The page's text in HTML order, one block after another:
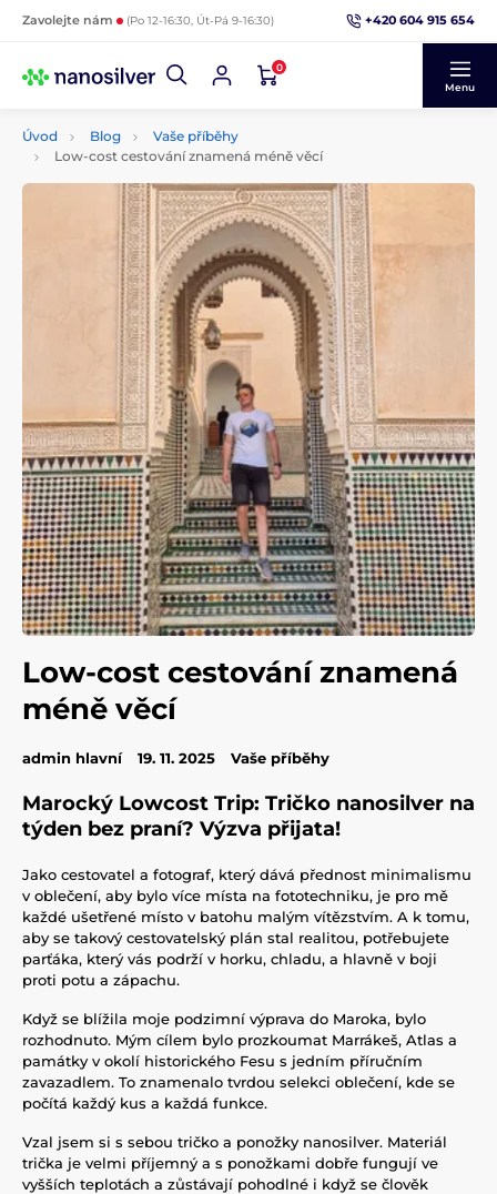
Zavolejte nám (Po 12-16:30, Út-Pá 9-16:30) +420 604 915 654
0
Menu
Úvod Blog
Vaše příběhy
Low-cost cestování znamená méně věcí
Low-cost cestování znamená
méně věcí
admin hlavní 19. 11. 2025 Vaše příběhy
Marocký Lowcost Trip: Tričko nanosilver na
týden bez praní? Výzva přijata!
Jako cestovatel a fotograf, který dává přednost minimalismu
v oblečení, aby bylo více místa na fototechniku, je pro mě
každé ušetřené místo v batohu malým vítězstvím. A k tomu,
aby se takový cestovatelský plán stal realitou, potřebujete
parťáka, který vás podrží v horku, chladu, a hlavně v boji
proti potu a zápachu.
Když se blížila moje podzimní výprava do Maroka, bylo
rozhodnuto. Mým cílem bylo prozkoumat Marrákeš, Atlas a
památky v okolí historického Fesu s jedním příručním
zavazadlem. To znamenalo tvrdou selekci oblečení, kde se
počítá každý kus a každá funkce.
Vzal jsem si s sebou tričko a ponožky nanosilver. Materiál
trička je velmi příjemný a s ponožkami dobře fungují ve
vyšších teplotách a zůstávají pohodlné i když se člověk